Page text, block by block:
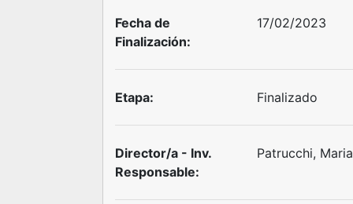
Fecha de
Finalización:
17/02/2023
Etapa: Finalizado
Director/a - Inv.
Responsable:
Patrucchi,